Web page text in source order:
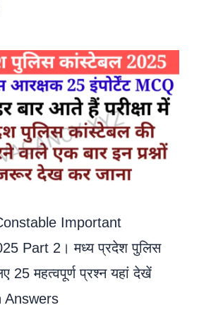
Important
Part 2। मध्य प्रदेश पुलिस
25 महत्वपूर्ण प्रश्न यहां देखें
Answers